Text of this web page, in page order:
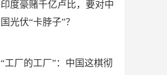
印度豪赌千亿卢比，要对中
国光伏“卡脖子”？
“工厂的工厂”：中国这棋彻